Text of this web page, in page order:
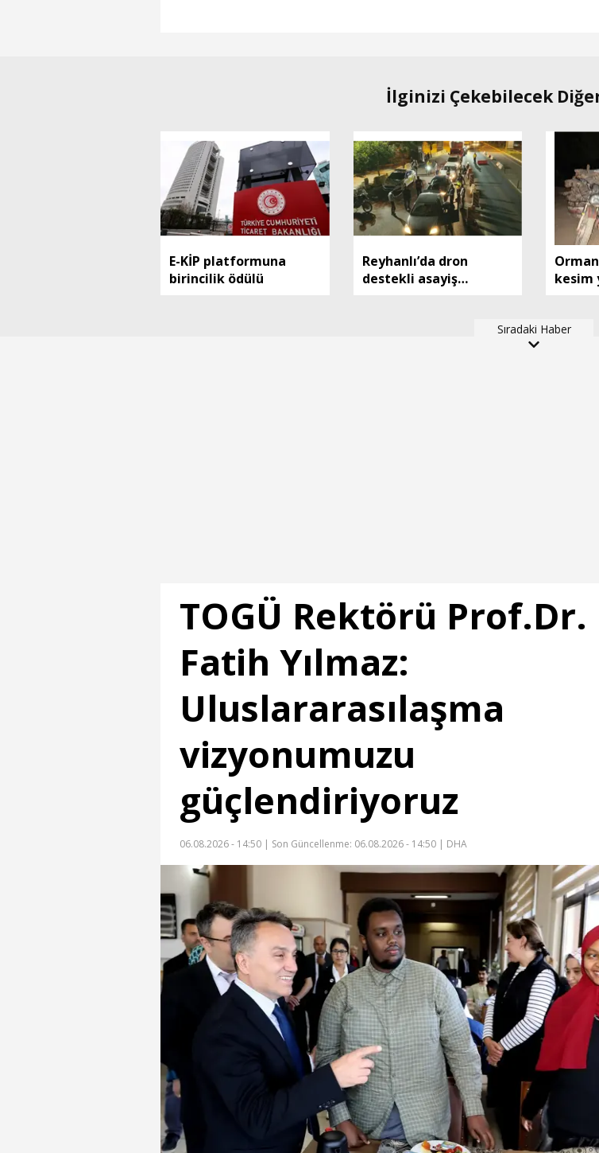
İlginizi Çekebilecek
E-KİP platformuna
birincilik ödülü
Reyhanlı’da dron
destekli asayiş
kesim
Sıradaki Haber
TOGÜ Rektörü Prof.Dr.
Fatih Yılmaz:
Uluslararasılaşma
vizyonumuzu
güçlendiriyoruz
06.08.2026 - 14:50 | Son Güncellenme: 06.08.2026 - 14:50 | DHA